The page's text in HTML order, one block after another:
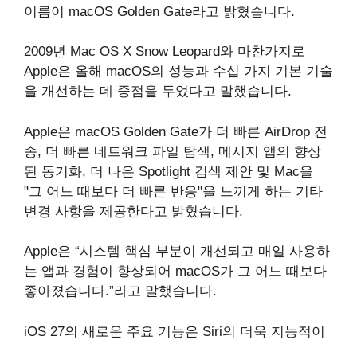
이름이 macOS Golden Gate라고 밝혔습니다.
2009년 Mac OS X Snow Leopard와 마찬가지로
Apple은 올해 macOS의 성능과 수십 가지 기본 기술
을 개선하는 데 중점을 두었다고 말했습니다.
Apple은 macOS Golden Gate가 더 빠른 AirDrop 전
송, 더 빠른 네트워크 파일 탐색, 메시지 앱의 향상
된 동기화, 더 나은 Spotlight 검색 제안 및 Mac을
"그 어느 때보다 더 빠른 반응"을 느끼게 하는 기타
변경 사항을 제공한다고 밝혔습니다.
Apple은 “시스템 핵심 부분이 개선되고 매일 사용하
는 앱과 경험이 향상되어 macOS가 그 어느 때보다
좋아졌습니다.”라고 말했습니다.
iOS 27의 새로운 주요 기능은 Siri의 더욱 지능적이